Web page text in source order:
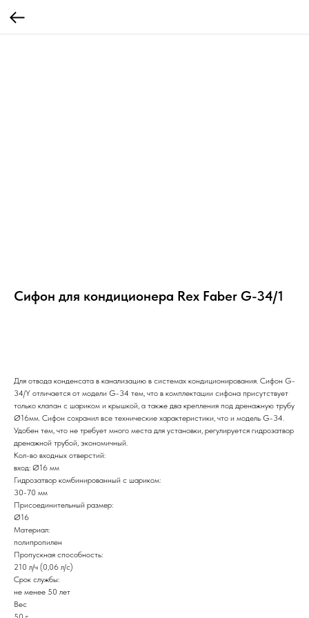
Сифон для кондиционера Rex Faber G-34/1
Для отвода конденсата в канализацию в системах кондиционирования. Сифон G-
34/Y отличается от модели G-34 тем, что в комплектации сифона присутствует
только клапан с шариком и крышкой, а также два крепления под дренажную трубу
Ø16мм. Сифон сохранил все технические характеристики, что и модель G-34.
Удобен тем, что не требует много места для установки, регулируется гидрозатвор
дренажной трубой, экономичный.
Кол-во входных отверстий:
вход: Ø16 мм
Гидрозатвор комбинированный с шариком:
30-70 мм
Присоединительный размер:
Ø16
Материал:
полипропилен
Пропускная способность:
210 л/ч (0,06 л/с)
Срок службы:
не менее 50 лет
Вес